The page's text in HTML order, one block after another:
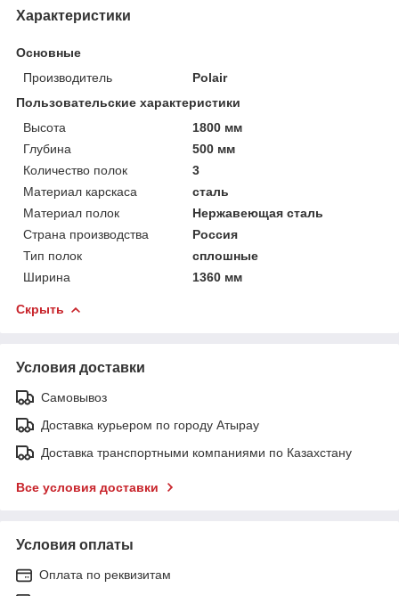
Характеристики
Основные
Производитель
Polair
Пользовательские характеристики
Высота
1800 мм
Глубина
500 мм
Количество полок
3
Материал карскаса
сталь
Материал полок
Нержавеющая сталь
Страна производства
Россия
Тип полок
сплошные
Ширина
1360 мм
Скрыть
Условия доставки
Самовывоз
Доставка курьером по городу Атырау
Доставка транспортными компаниями по Казахстану
Все условия доставки
Условия оплаты
Оплата по реквизитам